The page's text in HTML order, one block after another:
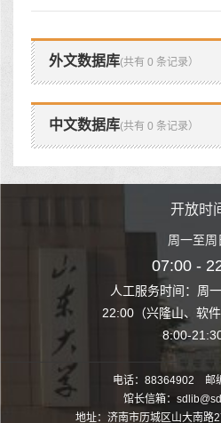
外文数据库(共有 0 条记录）
中文数据库(共有 0 条记录）
至周日8:00-
园校区图书馆
开放时
周一至周
07:00 -
人工服务时间：周
22:00（兴隆山、软
8:00-21:30
电话：88364902 邮
馆长信箱：
地址：济南市历城区山大南路